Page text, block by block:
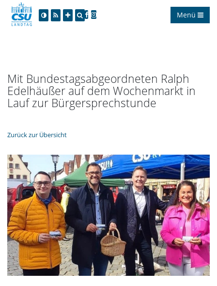
Menü
Mit Bundestagsabgeordneten Ralph
Edelhäußer auf dem Wochenmarkt in
Lauf zur Bürgersprechstunde
Zurück zur Übersicht